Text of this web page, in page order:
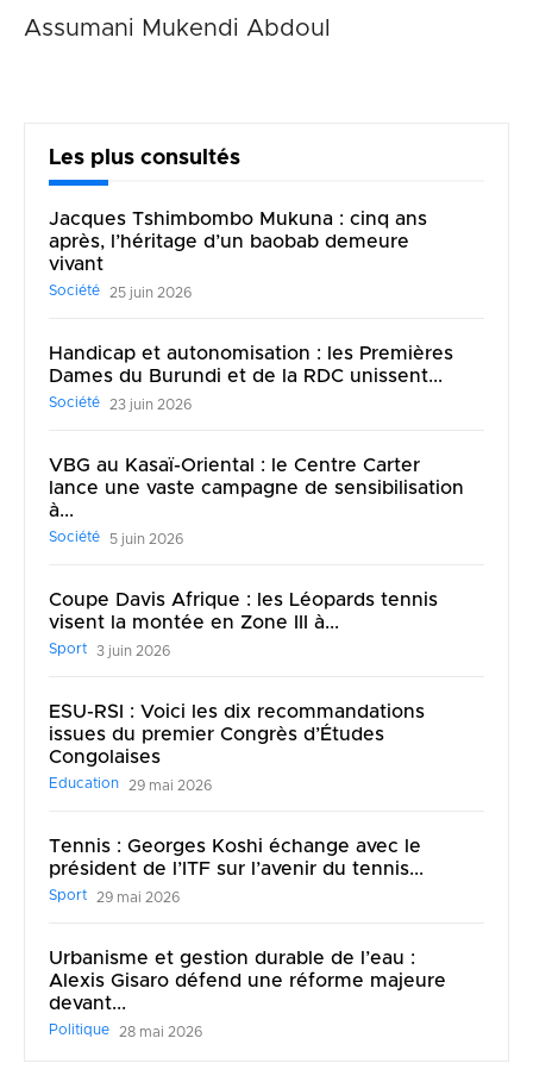
Assumani Mukendi Abdoul
Les plus consultés
Jacques Tshimbombo Mukuna : cinq ans
après, l’héritage d’un baobab demeure
vivant
Société 25 juin 2026
Handicap et autonomisation : les Premières
Dames du Burundi et de la RDC unissent...
Société 23 juin 2026
VBG au Kasaï-Oriental : le Centre Carter
lance une vaste campagne de sensibilisation
à...
Société 5 juin 2026
Coupe Davis Afrique : les Léopards tennis
visent la montée en Zone III à...
Sport 3 juin 2026
ESU-RSI : Voici les dix recommandations
issues du premier Congrès d’Études
Congolaises
Education 29 mai 2026
Tennis : Georges Koshi échange avec le
président de l’ITF sur l’avenir du tennis...
Sport 29 mai 2026
Urbanisme et gestion durable de l’eau :
Alexis Gisaro défend une réforme majeure
devant...
Politique 28 mai 2026